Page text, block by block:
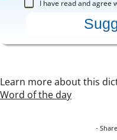
I have read and agree
Learn more about this
Word of the day
-